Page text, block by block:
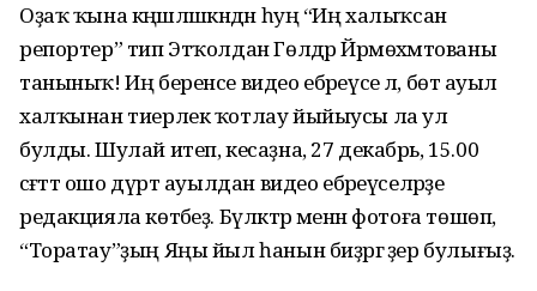
Оҙаҡ ҡына кәңәшләшкәндән һуң “Иң халыҡсан
репортер” тип Этҡолдан Гөлдәр Йәрмөхәмәтованы
таныныҡ! Иң беренсе видео ебәреүсе лә, бөтә ауыл
халҡынан тиерлек ҡотлау йыйыусы ла ул
булды. Шулай итеп, кесаҙна, 27 декабрь, 15.00
сәғәттә ошо дүрт ауылдан видео ебәреүселәрҙе
редакцияла көтәбеҙ. Бүләктәр менән фотоға төшөп,
“Торатау”ҙың Яңы йыл һанын биҙәргә әҙер булығыҙ.